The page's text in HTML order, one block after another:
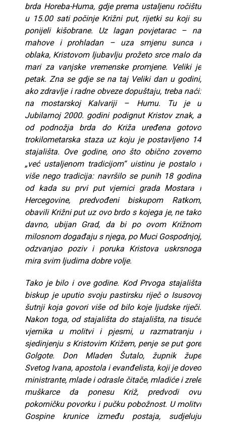
brda Horeba-Huma, gdje prema ustaljenu ročištu
u 15.00 sati počinje Križni put, rijetki su koji su
ponijeli kišobrane. Uz lagan povjetarac – na
mahove i prohladan – uza smjenu sunca i
oblaka, Kristovom ljubavlju prožeto srce malo da
mari za vanjske vremenske promjene. Veliki je
petak. Zna se gdje se na taj Veliki dan u godini,
ako zdravlje i radne obveze dopuštaju, treba naći:
na mostarskoj Kalvariji – Humu. Tu je u
Jubilarnoj 2000. godini podignut Kristov znak, a
od podnožja brda do Križa uređena gotovo
trokilometarska staza uz koju je postavljeno 14
stajališta. Ove godine, ono što obično zovemo
„već ustaljenom tradicijom“ uistinu je postalo i
više nego tradicija: navršilo se punih 18 godina
od kada su prvi put vjernici grada Mostara i
Hercegovine, predvođeni biskupom Ratkom,
obavili Križni put uz ovo brdo s kojega je, ne tako
davno, ubijan Grad, da bi po ovom Križnom
milosnom događaju s njega, po Muci Gospodnjoj,
odzvanjao poziv i poruka Kristova uskrsnoga
mira svim ljudima dobre volje.
Tako je bilo i ove godine. Kod Prvoga stajališta
biskup je uputio svoju pastirsku riječ o Isusovoj
šutnji koja govori više od bilo koje ljudske riječi.
Nakon toga, od stajališta do stajališta, na tisuće
vjernika u molitvi i pjesmi, u razmatranju i
sjedinjenju s Kristovim Križem, penje se put gore
Golgote. Don Mladen Šutalo, župnik župe
Svetog Ivana, apostola i evanđelista, koji je doveo
ministrante, mlade i odrasle čitače, mladiće i zrele
muškarce da ponesu Križ, predvodi ovu
pokorničku povorku i pučku pobožnost. U molitvi
Gospine krunice između postaja, sudjeluju